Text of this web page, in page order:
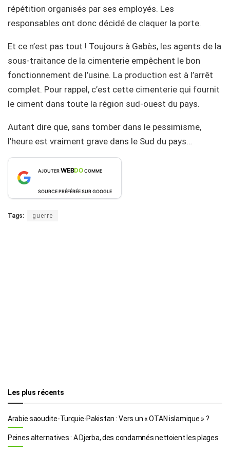
répétition organisés par ses employés. Les
responsables ont donc décidé de claquer la porte.
Et ce n’est pas tout ! Toujours à Gabès, les agents de la
sous-traitance de la cimenterie empêchent le bon
fonctionnement de l’usine. La production est à l’arrêt
complet. Pour rappel, c’est cette cimenterie qui fournit
le ciment dans toute la région sud-ouest du pays.
Autant dire que, sans tomber dans le pessimisme,
l’heure est vraiment grave dans le Sud du pays…
AJOUTERWEBDOCOMME
SOURCE PRÉFÉRÉE SUR GOOGLE
Tags: guerre
Les plus récents
Arabie saoudite-Turquie-Pakistan : Vers un « OTAN islamique » ?
Peines alternatives : A Djerba, des condamnés nettoient les plages